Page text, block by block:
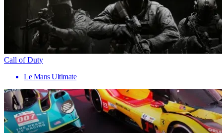
Call of Duty
Le Mans Ultimate